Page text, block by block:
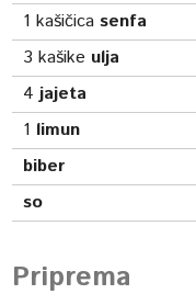
1 kašičicasenfa
3 kašike ulja
4 jajeta
1 limun
biber
so
Priprema